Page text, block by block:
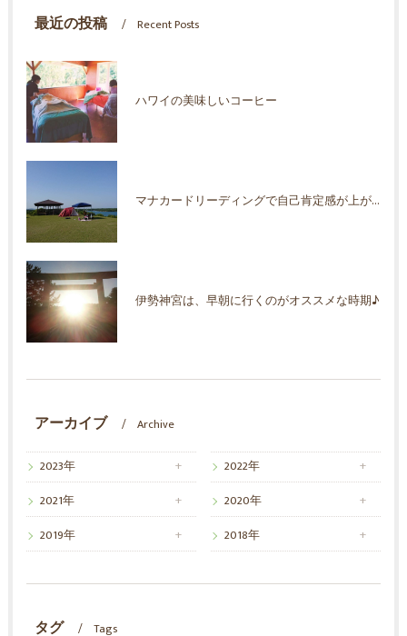
最近の投稿 Recent Posts
ハワイの美味しいコーヒー
マナカードリーディングで自己肯定感が上がった！
伊勢神宮は、早朝に行くのがオススメな時期♪
アーカイブ Archive
2023年
2022年
2021年
2020年
2019年
2018年
タグ Tags